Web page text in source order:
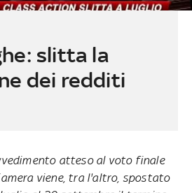
slitta la
dei redditi
atteso al voto finale
viene, tra l'altro, spostato